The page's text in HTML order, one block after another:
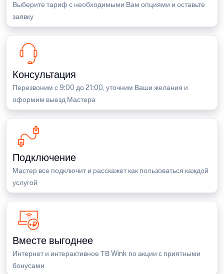
Выберите тариф с необходимыми Вам опциями и оставьте
заявку
Консультация
Перезвоним с 9:00 до 21:00, уточним Ваши желания и
оформим выезд Мастера
Подключение
Мастер все подключит и расскажет как пользоваться каждой
услугой
Вместе выгоднее
Интернет и интерактивное ТВ Wink по акции с приятными
бонусами